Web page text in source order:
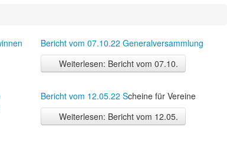
Bericht vom 07.10.22 Generalversammlung
Weiterlesen: Bericht vom 07.10.
Bericht vom 12.05.22 Scheine für Vereine
Weiterlesen: Bericht vom 12.05.